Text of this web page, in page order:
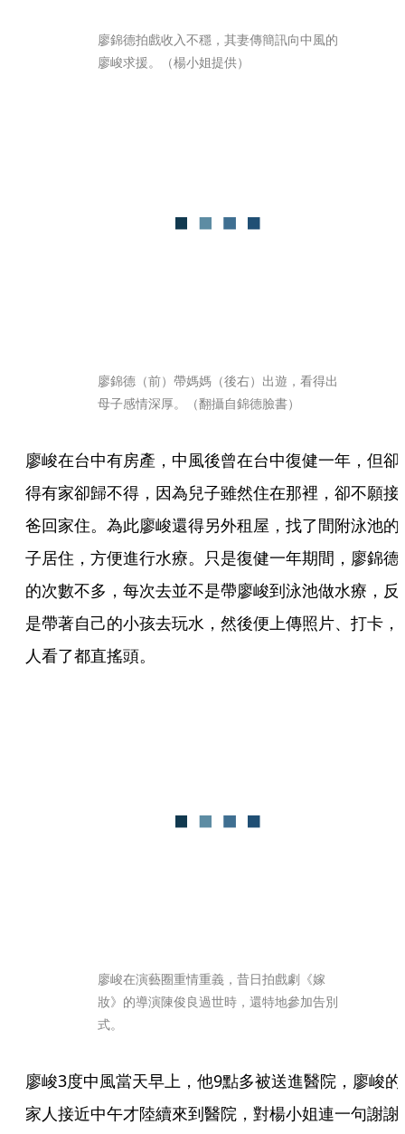
廖錦德拍戲收入不穩，其妻傳簡訊向中風的
廖峻求援。（楊小姐提供）
廖錦德（前）帶媽媽（後右）出遊，看得出
母子感情深厚。（翻攝自錦德臉書）
廖峻在台中有房產，中風後曾在台中復健一年，但卻
得有家卻歸不得，因為兒子雖然住在那裡，卻不願接
爸回家住。為此廖峻還得另外租屋，找了間附泳池的
子居住，方便進行水療。只是復健一年期間，廖錦德
的次數不多，每次去並不是帶廖峻到泳池做水療，反
是帶著自己的小孩去玩水，然後便上傳照片、打卡，
人看了都直搖頭。
廖峻在演藝圈重情重義，昔日拍戲劇《嫁
妝》的導演陳俊良過世時，還特地參加告別
式。
廖峻3度中風當天早上，他9點多被送進醫院，廖峻的
家人接近中午才陸續來到醫院，對楊小姐連一句謝謝